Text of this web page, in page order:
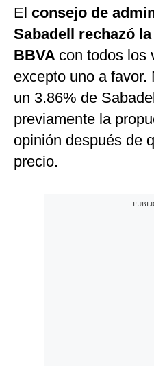
El consejo de
Sabadell rechazó
BBVA con todos los
excepto uno a
un 3.86% de
previamente la
opinión después de
precio.